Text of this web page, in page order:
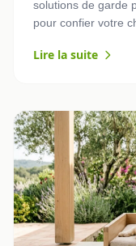
solutions de garde
pour confier votre
Lire la suite